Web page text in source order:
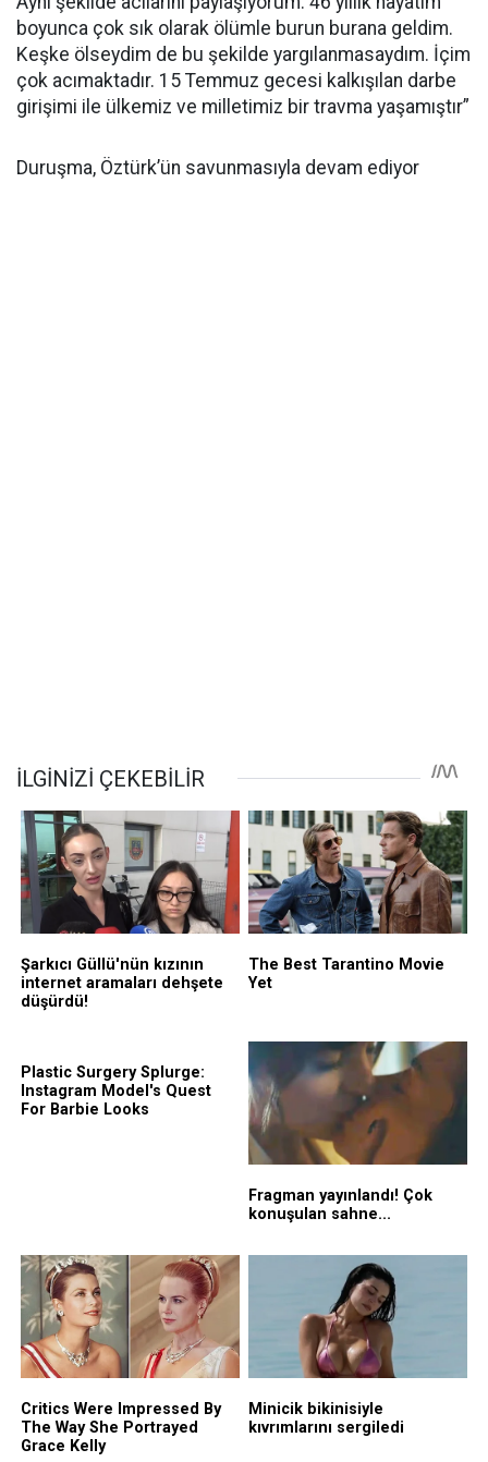
boyunca çok sık olarak ölümle burun burana geldim.
Keşke ölseydim de bu şekilde yargılanmasaydım. İçim
çok acımaktadır. 15 Temmuz gecesi kalkışılan darbe
girişimi ile ülkemiz ve milletimiz bir travma yaşamıştır”
Duruşma, Öztürk’ün savunmasıyla devam ediyor